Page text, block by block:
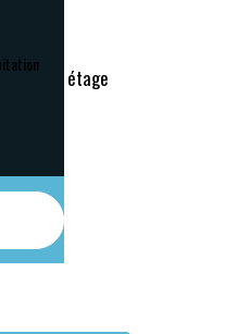
3ème étage
à 17h